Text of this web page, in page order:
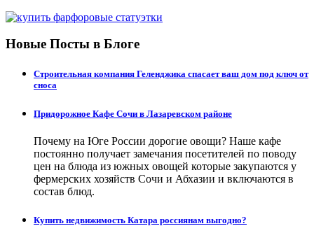
Новые Посты в Блоге
Строительная компания Геленджика спасает ваш дом под ключ от
сноса
Придорожное Кафе Сочи в Лазаревском районе
Почему на Юге России дорогие овощи? Наше кафе
постоянно получает замечания посетителей по поводу
цен на блюда из южных овощей которые закупаются у
фермерских хозяйств Сочи и Абхазии и включаются в
состав блюд.
Купить недвижимость Катара россиянам выгодно?